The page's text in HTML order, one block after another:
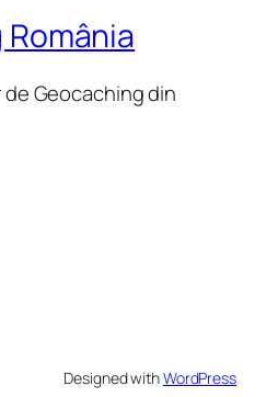
Geocaching din
Designed withWordPress